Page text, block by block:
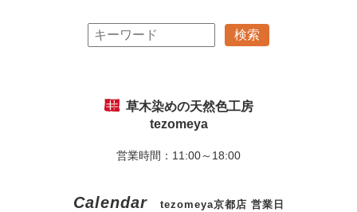
草木染めの天然色工房
tezomeya
営業時間：11:00～18:00
Calendar tezomeya京都店 営業日